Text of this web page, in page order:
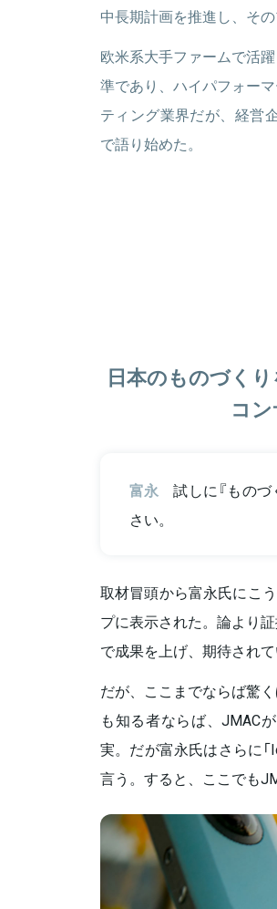
中長期計画を推進し、そ
欧米系大手ファームで活
準であり、ハイパフォー
ティング業界だが、経営
で語り始めた。
日本のものづく
コ
富永
試しに『もの
さい。
取材冒頭から富永氏にこ
プに表示された。論より
で成果を上げ、期待され
だが、ここまでならば驚
も知る者ならば、JMAC
実。だが富永氏はさらに
言う。すると、ここでも